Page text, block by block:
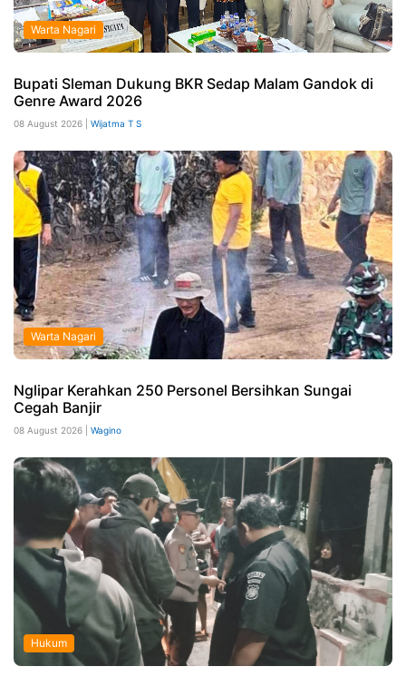
Warta Nagari
Bupati Sleman Dukung BKR Sedap Malam Gandok di
Genre Award 2026
08 August 2026 | Wijatma T S
Warta Nagari
Nglipar Kerahkan 250 Personel Bersihkan Sungai
Cegah Banjir
08 August 2026 | Wagino
Hukum